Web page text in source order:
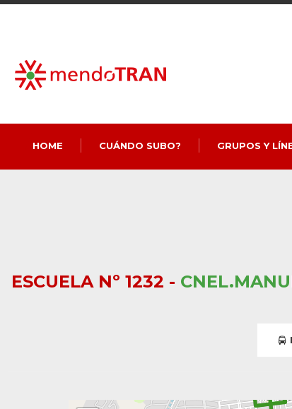
HOME CUÁNDO SUBO? GRUPOS Y
ESCUELA Nº 1232 -